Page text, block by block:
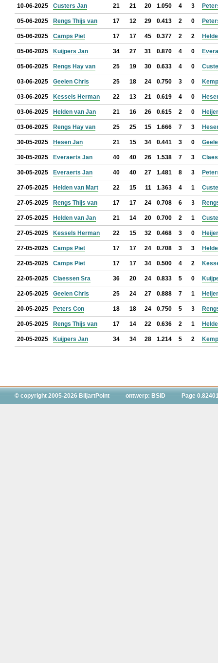
10-06-2025 Custers Jan 21 21 20 1.050 4 3
05-06-2025 Rengs Thijs van 17 12 29 0.413 2 0
05-06-2025 Camps Piet 17 17 45 0.377 2 2
05-06-2025 Kuijpers Jan 34 27 31 0.870 4 0
05-06-2025 Rengs Hay van 25 19 30 0.633 4 0
03-06-2025 Geelen Chris 25 18 24 0.750 3 0
03-06-2025 Kessels Herman 22 13 21 0.619 4 0
03-06-2025 Helden van Jan 21 16 26 0.615 2 0
03-06-2025 Rengs Hay van 25 25 15 1.666 7 3
30-05-2025 Hesen Jan 21 15 34 0.441 3 0
30-05-2025 Everaerts Jan 40 40 26 1.538 7 3
30-05-2025 Everaerts Jan 40 40 27 1.481 8 3
27-05-2025 Helden van Mart 22 15 11 1.363 4 1
27-05-2025 Rengs Thijs van 17 17 24 0.708 6 3
27-05-2025 Helden van Jan 21 14 20 0.700 2 1
27-05-2025 Kessels Herman 22 15 32 0.468 3 0
27-05-2025 Camps Piet 17 17 24 0.708 3 3
22-05-2025 Camps Piet 17 17 34 0.500 4 2
22-05-2025 Claessen Sra 36 20 24 0.833 5 0
22-05-2025 Geelen Chris 25 24 27 0.888 7 1
20-05-2025 Peters Con 18 18 24 0.750 5 3
20-05-2025 Rengs Thijs van 17 14 22 0.636 2 1
20-05-2025 Kuijpers Jan 34 34 28 1.214 5 2
© copyright 2005-2026 BiljartPoint ontwerp: BSID Page